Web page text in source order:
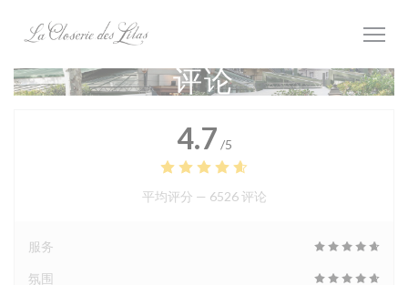
评论
4.7 /5
平均评分 — 6526 评论
服务
氛围